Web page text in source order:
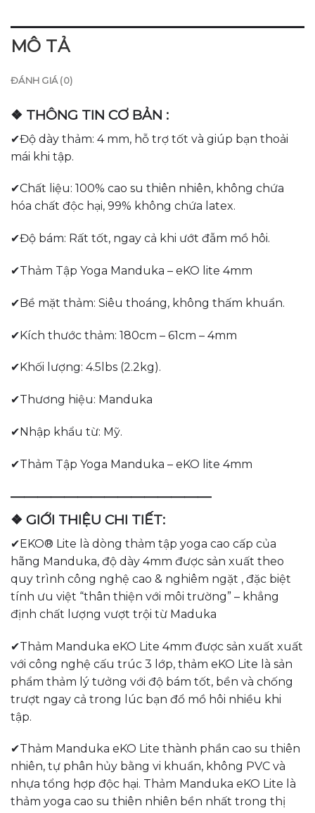
MÔ TẢ
ĐÁNH GIÁ (0)
❖ THÔNG TIN CƠ BẢN :
✔Độ dày thảm: 4 mm, hỗ trợ tốt và giúp bạn thoải
mái khi tập.
✔Chất liệu: 100% cao su thiên nhiên, không chứa
hóa chất độc hại, 99% không chứa latex.
✔Độ bám: Rất tốt, ngay cả khi ướt đẫm mồ hôi.
✔Thảm Tập Yoga Manduka – eKO lite 4mm
✔Bề mặt thảm: Siêu thoáng, không thấm khuẩn.
✔Kích thước thảm: 180cm – 61cm – 4mm
✔Khối lượng: 4.5lbs (2.2kg).
✔Thương hiệu: Manduka
✔Nhập khẩu từ: Mỹ.
✔Thảm Tập Yoga Manduka – eKO lite 4mm
———————————————
❖ GIỚI THIỆU CHI TIẾT:
✔EKO® Lite là dòng thảm tập yoga cao cấp của
hãng Manduka, độ dày 4mm được sản xuất theo
quy trình công nghệ cao & nghiêm ngặt , đặc biệt
tính ưu việt “thân thiện với môi trường” – khẳng
định chất lượng vượt trội từ Maduka
✔Thảm Manduka eKO Lite 4mm được sản xuất xuất
với công nghệ cấu trúc 3 lớp, thảm eKO Lite là sản
phẩm thảm lý tưởng với độ bám tốt, bền và chống
trượt ngay cả trong lúc bạn đổ mồ hôi nhiều khi
tập.
✔Thảm Manduka eKO Lite thành phần cao su thiên
nhiên, tự phân hủy bằng vi khuẩn, không PVC và
nhựa tổng hợp độc hại. Thảm Manduka eKO Lite là
thảm yoga cao su thiên nhiên bền nhất trong thị